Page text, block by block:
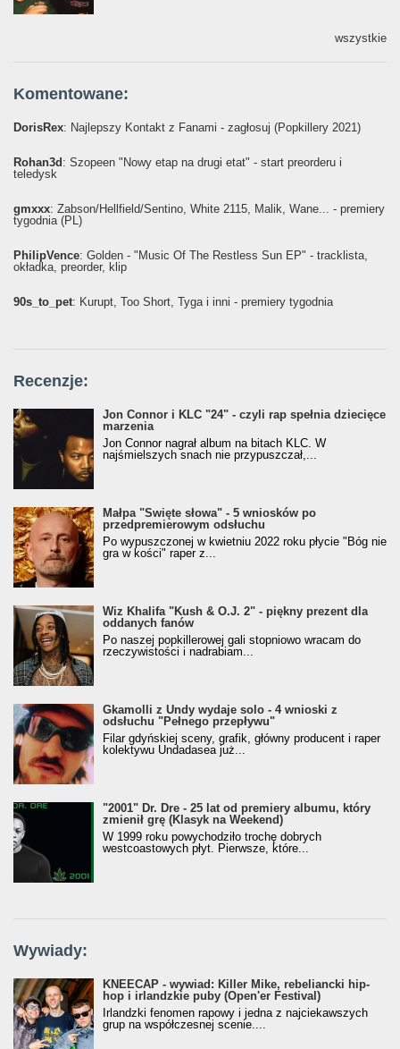
wszystkie
Komentowane:
DorisRex: Najlepszy Kontakt z Fanami - zagłosuj (Popkillery 2021)
Rohan3d : Szopeen "Nowy etap na drugi etat" - start preorderu i
teledysk
gmxxx: Żabson/Hellfield/Sentino, White 2115, Malik, Wane... - premiery
tygodnia (PL)
PhilipVence: Golden - "Music Of The Restless Sun EP" - tracklista,
okładka, preorder, klip
90s_to_pet: Kurupt, Too Short, Tyga i inni - premiery tygodnia
Recenzje:
Jon Connor i KLC "24" - czyli rap spełnia dziecięce
marzenia
Jon Connor nagrał album na bitach KLC. W
najśmielszych snach nie przypuszczał,...
Małpa "Święte słowa" - 5 wniosków po
przedpremierowym odsłuchu
Po wypuszczonej w kwietniu 2022 roku płycie "Bóg nie
gra w kości" raper z...
Wiz Khalifa "Kush & O.J. 2" - piękny prezent dla
oddanych fanów
Po naszej popkillerowej gali stopniowo wracam do
rzeczywistości i nadrabiam...
Gkamolli z Undy wydaje solo - 4 wnioski z
odsłuchu "Pełnego przepływu"
Filar gdyńskiej sceny, grafik, główny producent i raper
kolektywu Undadasea już...
"2001" Dr. Dre - 25 lat od premiery albumu, który
zmienił grę (Klasyk na Weekend)
W 1999 roku powychodziło trochę dobrych
westcoastowych płyt. Pierwsze, które...
Wywiady:
KNEECAP - wywiad: Killer Mike, rebeliancki hip-
hop i irlandzkie puby (Open'er Festival)
Irlandzki fenomen rapowy i jedna z najciekawszych
grup na współczesnej scenie....